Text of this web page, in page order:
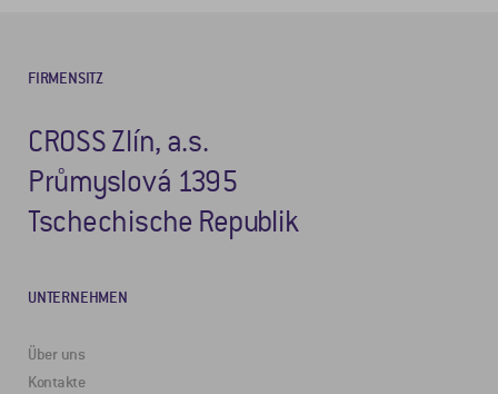
FIRMENSITZ
CROSS Zlín, a.s.
Průmyslová 1395
Tschechische Republik
UNTERNEHMEN
Über uns
Kontakte